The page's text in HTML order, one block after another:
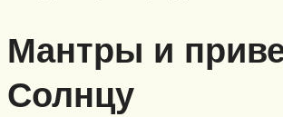
Мантры и
Солнцу